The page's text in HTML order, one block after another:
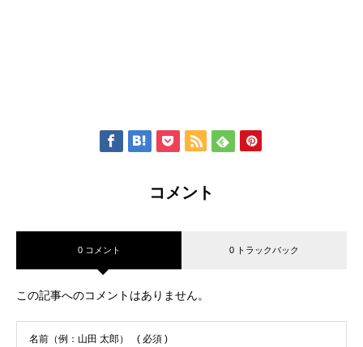
コメント
0 コメント 0 トラックバック
この記事へのコメントはありません。
名前（例：山田 太郎） ( 必須 )